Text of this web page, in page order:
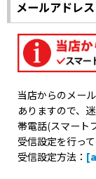
メールアドレス
当店からのメー
ありますので、
帯電話(スマート
受信設定を行って
受信設定方法：